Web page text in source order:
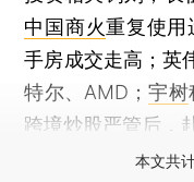
中国商火重复使用
手房成交走高；英
特尔、AMD；宇树
跨境炒股严管后，
本文共